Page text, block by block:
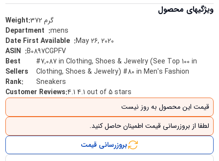
ویژگیهای محصول
Weight:372گرم
:mens
:May 26, 2020
:B0897CGPFV
Best
Sellers
Rank:
#7,087 in Clothing, Shoes & Jewelry (See Top 100 in
Clothing, Shoes & Jewelry) #80 in Men's Fashion
Sneakers
Customer Reviews:4.1 4.1 out of 5 stars
قیمت این محصول به روز نیست
لطفا از بروزرسانی قیمت اطمینان حاصل کنید.
بروزرسانی قیمت